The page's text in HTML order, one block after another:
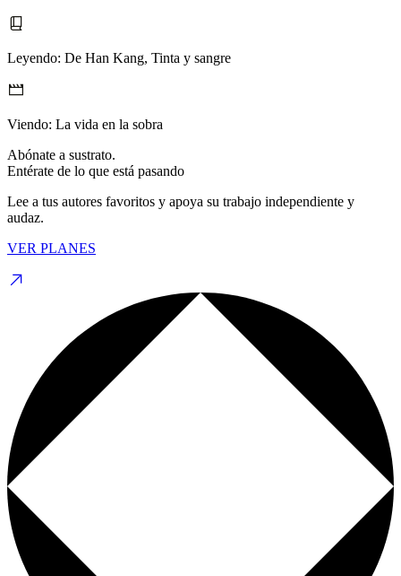
Leyendo: De Han Kang, Tinta y sangre
Viendo: La vida en la sobra
Abónate a sustrato.
Entérate de lo que está pasando
Lee a tus autores favoritos y apoya su trabajo independiente y
audaz.
VER PLANES